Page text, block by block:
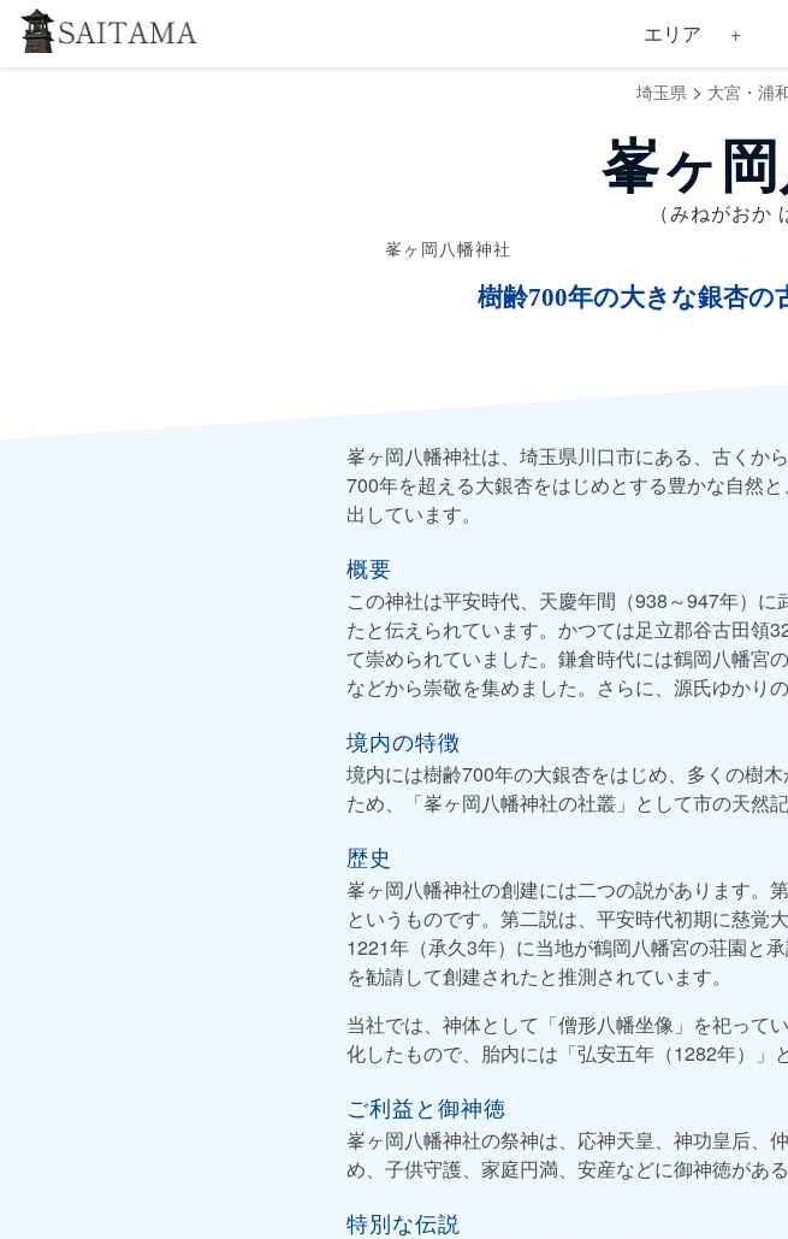
エリア
埼玉県 > 大宮・浦
峯ヶ
（みねがおか
峯ヶ岡八幡神社
樹齢700年の大きな銀杏
峯ヶ岡八幡神社は、埼玉県川口市にある、古くか
700年を超える大銀杏をはじめとする豊かな自然
出しています。
概要
この神社は平安時代、天慶年間（938～947年）
たと伝えられています。かつては足立郡谷古田領
て崇められていました。鎌倉時代には鶴岡八幡宮
などから崇敬を集めました。さらに、源氏ゆかり
境内の特徴
境内には樹齢700年の大銀杏をはじめ、多くの樹
ため、「峯ヶ岡八幡神社の社叢」として市の天然
歴史
峯ヶ岡八幡神社の創建には二つの説があります。
というものです。第二説は、平安時代初期に慈覚
1221年（承久3年）に当地が鶴岡八幡宮の荘園と
を勧請して創建されたと推測されています。
当社では、神体として「僧形八幡坐像」を祀って
化したもので、胎内には「弘安五年（1282年）」
ご利益と御神徳
峯ヶ岡八幡神社の祭神は、応神天皇、神功皇后、
め、子供守護、家庭円満、安産などに御神徳があ
特別な伝説